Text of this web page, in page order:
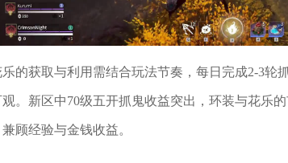
乐的获取与利用需结合玩法节奏，每日完成2-3轮
。新区中70级五开抓鬼收益突出，环装与花乐
顾经验与金钱收益。